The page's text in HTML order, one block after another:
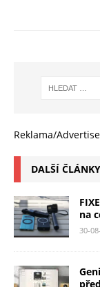
Reklama/
DALŠÍ ČLÁNKY
na
30-